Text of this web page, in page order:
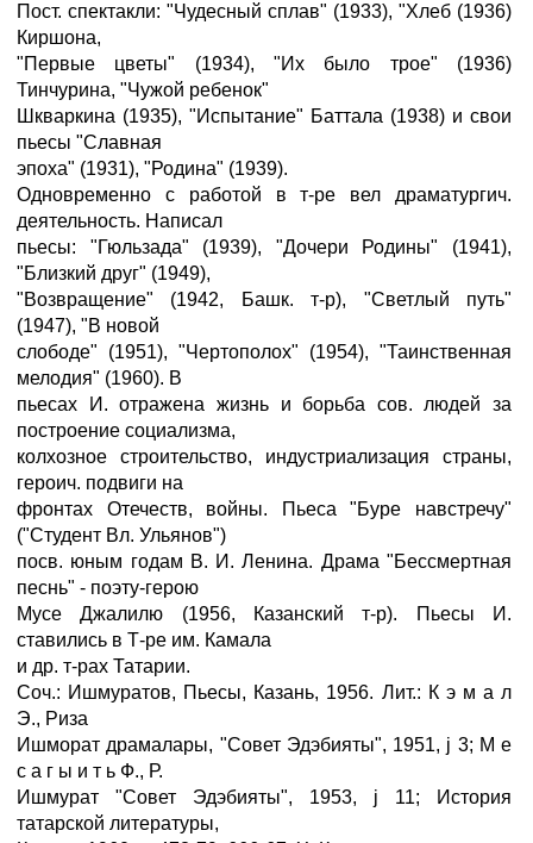
Пост. спектакли: "Чудесный сплав" (1933), "Хлеб (1936)
Киршона,
"Первые цветы" (1934), "Их было трое" (1936)
Тинчурина, "Чужой ребенок"
Шкваркина (1935), "Испытание" Баттала (1938) и свои
пьесы "Славная
эпоха" (1931), "Родина" (1939).
Одновременно с работой в т-ре вел драматургич.
деятельность. Написал
пьесы: "Гюльзада" (1939), "Дочери Родины" (1941),
"Близкий друг" (1949),
"Возвращение" (1942, Башк. т-р), "Светлый путь"
(1947), "В новой
слободе" (1951), "Чертополох" (1954), "Таинственная
мелодия" (1960). В
пьесах И. отражена жизнь и борьба сов. людей за
построение социализма,
колхозное строительство, индустриализация страны,
героич. подвиги на
фронтах Отечеств, войны. Пьеса "Буре навстречу"
("Студент Вл. Ульянов")
посв. юным годам В. И. Ленина. Драма "Бессмертная
песнь" - поэту-герою
Мусе Джалилю (1956, Казанский т-р). Пьесы И.
ставились в Т-ре им. Камала
и др. т-рах Татарии.
Соч.: Ишмуратов, Пьесы, Казань, 1956. Лит.: К э м а л
Э., Риза
Ишморат драмалары, "Совет Эдэбияты", 1951, ј 3; М е
с а г ы и т ь Ф., Р.
Ишмурат "Совет Эдэбияты", 1953, ј 11; История
татарской литературы,